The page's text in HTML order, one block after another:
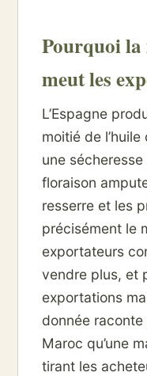
Pourquoi la
meut les
L’Espagne
moitié de
une
floraison
resserre et les
précisément le
exportateurs
vendre plus, et
exportations
donnée
Maroc qu’une
tirant les